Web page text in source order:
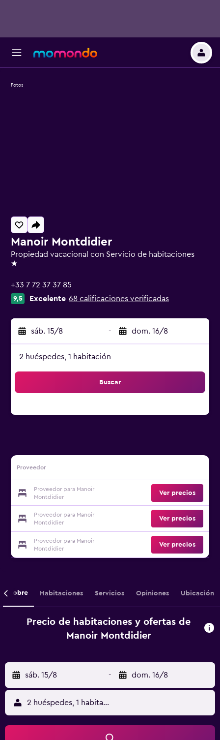
Manoir Montdidier
Propiedad vacacional con Servicio de habitaciones
1 estrella
+33 7 72 37 37 85
9,5 Excelente 68 calificaciones verificadas
sáb. 15/8 - dom. 16/8
2 huéspedes, 1 habitación
Buscar
Proveedor
Proveedor para Manoir
Montdidier
Ver precios
Proveedor para Manoir
Montdidier
Ver precios
Proveedor para Manoir
Montdidier
Ver precios
Fotos
Sobre Habitaciones Servicios Opiniones Ubicación
Precio de habitaciones y ofertas de
Manoir Montdidier
sáb. 15/8 - dom. 16/8
2 huéspedes, 1 habitación